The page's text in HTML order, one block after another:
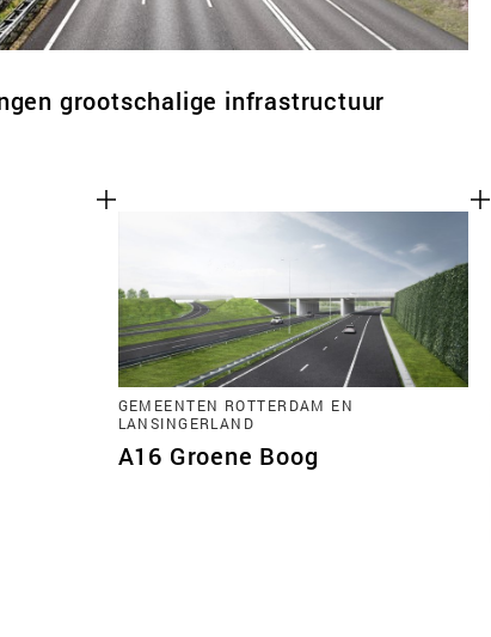
grootschalige infrastructuur
GEMEENTEN ROTTERDAM EN
LANSINGERLAND
A16 Groene Boog